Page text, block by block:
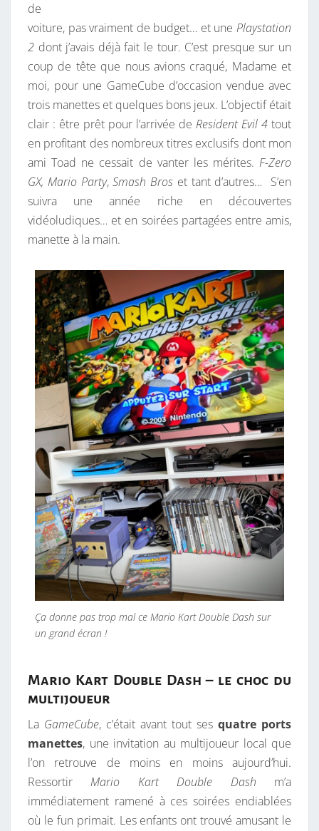
S
P
L
U
S
T
A
R
D
de
voiture, pas vraiment de budget… et une Playstation
2 dont j’avais déjà fait le tour. C’est presque sur un
coup de tête que nous avions craqué, Madame et
moi, pour une GameCube d’occasion vendue avec
trois manettes et quelques bons jeux. L’objectif était
clair : être prêt pour l’arrivée de Resident Evil 4 tout
en profitant des nombreux titres exclusifs dont mon
ami Toad ne cessait de vanter les mérites. F-Zero
GX, Mario Party,Smash Bros et tant d’autres… S’en
suivra une année riche en découvertes
vidéoludiques… et en soirées partagées entre amis,
manette à la main.
Ça donne pas trop mal ce Mario Kart Double Dash sur
un grand écran !
Mario Kart Double Dash – le choc du
multijoueur
La GameCube, c’était avant tout ses quatre ports
manettes, une invitation au multijoueur local que
l’on retrouve de moins en moins aujourd’hui.
RessortirMario Kart Double Dash m’a
immédiatement ramené à ces soirées endiablées
où le fun primait. Les enfants ont trouvé amusant le